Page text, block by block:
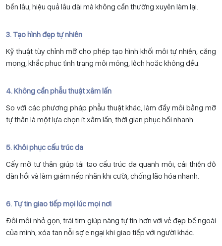
bền lâu, hiệu quả lâu dài mà không cần thường xuyên làm lại.
3. Tạo hình đẹp tự nhiên
Kỹ thuật tùy chỉnh mỡ cho phép tạo hình khối môi tự nhiên, căng
mọng, khắc phục tình trạng môi mỏng, lệch hoặc không đều.
4. Không cần phẫu thuật xâm lấn
So với các phương pháp phẫu thuật khác, làm đầy môi bằng mỡ
tự thân là một lựa chọn ít xâm lấn, thời gian phục hồi nhanh.
5. Khôi phục cấu trúc da
Cấy mỡ tự thân giúp tái tạo cấu trúc da quanh môi, cải thiện độ
đàn hồi và làm giảm nếp nhăn khi cười, chống lão hóa nhanh.
6. Tự tin giao tiếp mọi lúc mọi nơi
Đôi môi nhỏ gọn, trái tim giúp nàng tự tin hơn với vẻ đẹp bề ngoài
của mình, xóa tan nỗi sợ e ngại khi giao tiếp với người khác.